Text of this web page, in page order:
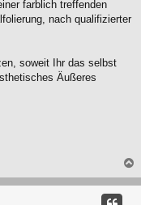
farblich treffenden
nach qualifizierter
soweit Ihr das selbst
Äußeres
a
c